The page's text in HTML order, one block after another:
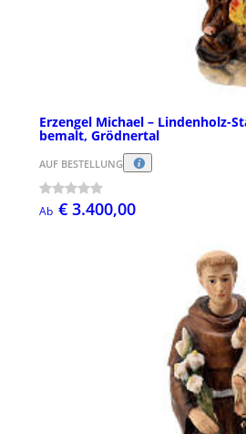
Erzengel Michael – Lindenholz-
bemalt, Grödnertal
AUF BESTELLUNG
Ab € 3.400,00